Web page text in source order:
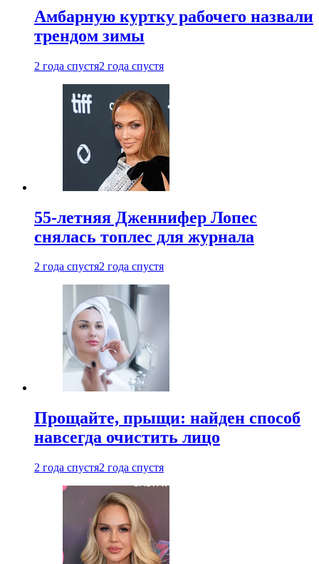
Амбарную куртку рабочего назвали
трендом зимы
2 года спустя2 года спустя
55-летняя Дженнифер Лопес
снялась топлес для журнала
2 года спустя2 года спустя
Прощайте, прыщи: найден способ
навсегда очистить лицо
2 года спустя2 года спустя